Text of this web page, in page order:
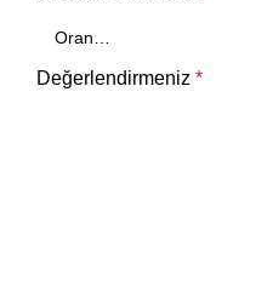
Değerlendirmeniz *